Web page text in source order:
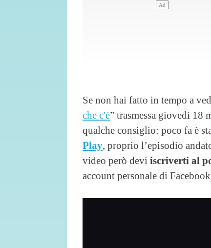
Se non hai fatto in tempo a
che c'è” trasmessa giovedì 18
qualche consiglio: poco fa è
Play, proprio l’episodio
video però devi iscriverti al
account personale di